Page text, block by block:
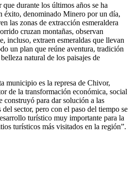
durante los últimos años se ha
éxito, denominado Minero por un día,
las zonas de extracción esmeraldera
cruzan montañas, observan
incluso, extraen esmeraldas que llevan
un plan que reúne aventura, tradición
natural de los paisajes de
municipio es la represa de Chivor,
de la transformación económica, social
para dar solución a las
sector, pero con el paso del tiempo se
turístico muy importante para la
turísticos más visitados en la región”.